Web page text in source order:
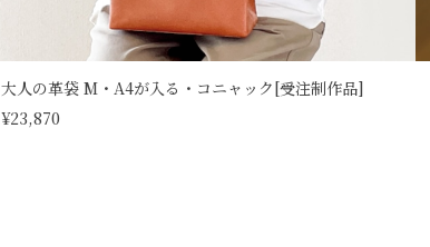
大人の革袋 M・A4が入る・コニャック[受注制作品]
¥23,870